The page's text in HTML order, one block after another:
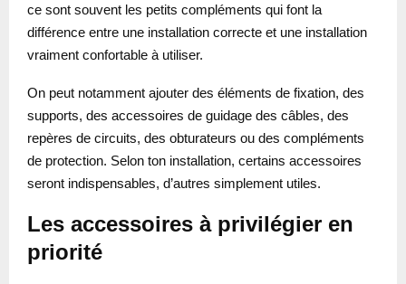
ce sont souvent les petits compléments qui font la
différence entre une installation correcte et une installation
vraiment confortable à utiliser.
On peut notamment ajouter des éléments de fixation, des
supports, des accessoires de guidage des câbles, des
repères de circuits, des obturateurs ou des compléments
de protection. Selon ton installation, certains accessoires
seront indispensables, d’autres simplement utiles.
Les accessoires à privilégier en
priorité